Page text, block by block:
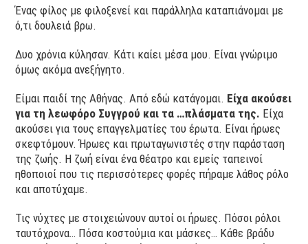
Ένας φίλος με φιλοξενεί και παράλληλα καταπιάνομαι με
ό,τι δουλειά βρω.
Δυο χρόνια κύλησαν. Κάτι καίει μέσα μου. Είναι γνώριμο
όμως ακόμα ανεξήγητο.
Είμαι παιδί της Αθήνας. Από εδώ κατάγομαι. Είχα ακούσει
για τη λεωφόρο Συγγρού και τα …πλάσματα της. Είχα
ακούσει για τους επαγγελματίες του έρωτα. Είναι ήρωες
σκεφτόμουν. Ήρωες και πρωταγωνιστές στην παράσταση
της ζωής. Η ζωή είναι ένα θέατρο και εμείς ταπεινοί
ηθοποιοί που τις περισσότερες φορές πήραμε λάθος ρόλο
και αποτύχαμε.
Τις νύχτες με στοιχειώνουν αυτοί οι ήρωες. Πόσοι ρόλοι
ταυτόχρονα… Πόσα κοστούμια και μάσκες… Κάθε βράδυ